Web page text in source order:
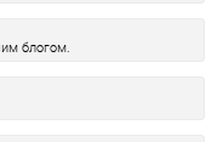
блогом.